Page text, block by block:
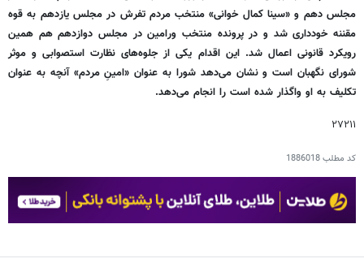
مجلس دهم و «سینا کمال خوانی» منتخب مردم تفرش در مجلس یازدهم به قوه
مقننه خودداری شد و در پرونده منتخب ورامین در مجلس دوازدهم هم همین
رویکرد قانونی اعمال شد. این اقدام یکی از جلوه‌های نظارت استصوابی و موثر
شورای نگهبان است و نشان می‌دهد شورا به عنوان «امینِ مردم» آنچه به عنوان
تکلیف به او واگذار شده است را انجام می‌دهد.
۲۷۲۱۱
کد مطلب1886018